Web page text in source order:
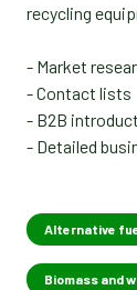
recycling
- Market
- Contact lists
- B2B
- Detailed
Alternative
Biomass and